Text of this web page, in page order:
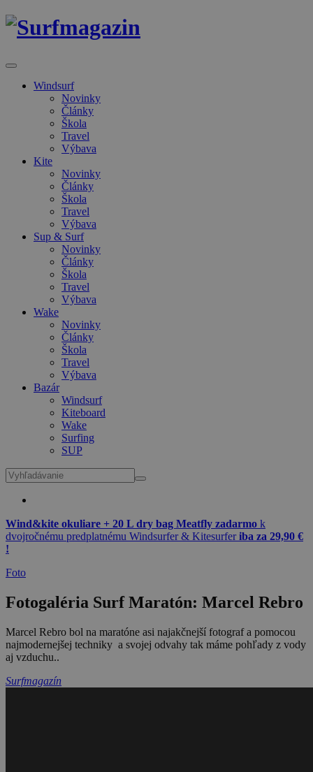
Windsurf
Novinky
Články
Škola
Travel
Výbava
Kite
Novinky
Články
Škola
Travel
Výbava
Sup & Surf
Novinky
Články
Škola
Travel
Výbava
Wake
Novinky
Články
Škola
Travel
Výbava
Bazár
Windsurf
Kiteboard
Wake
Surfing
SUP
Wind&kite okuliare + 20 L dry bag Meatfly zadarmo k
dvojročnému predplatnému Windsurfer & Kitesurferiba za 29,90 €
!
Foto
Fotogaléria Surf Maratón: Marcel Rebro
Marcel Rebro bol na maratóne asi najakčnejší fotograf a pomocou
najmodernejšej techniky a svojej odvahy tak máme pohľady z vody
aj vzduchu..
Surfmagazín